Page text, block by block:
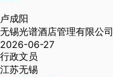
卢成阳
无锡光谱酒店管理有限公司
2026-06-27
行政文员
江苏无锡